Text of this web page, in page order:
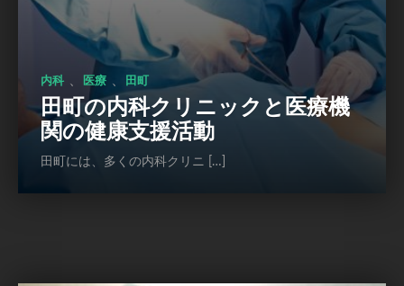
内科 医療 田町
田町の内科クリニックと医療機
関の健康支援活動
田町には、多くの内科クリニ […]